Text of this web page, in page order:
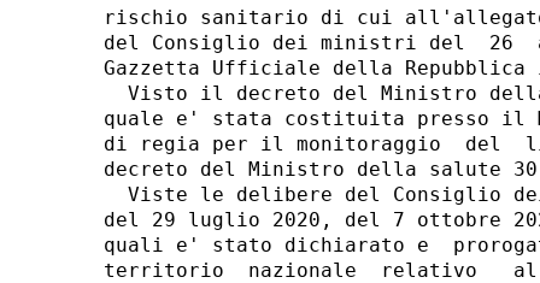
rischio sanitario di cui
del Consiglio dei ministri del  26
Gazzetta Ufficiale della
Visto il decreto del Ministro
quale e' stata costituita presso il
di regia per il monitoraggio
decreto del Ministro della salute
Viste le delibere del Consiglio
del 29 luglio 2020, del 7 ottobre
quali e' stato dichiarato e
territorio  nazionale  relativo   al